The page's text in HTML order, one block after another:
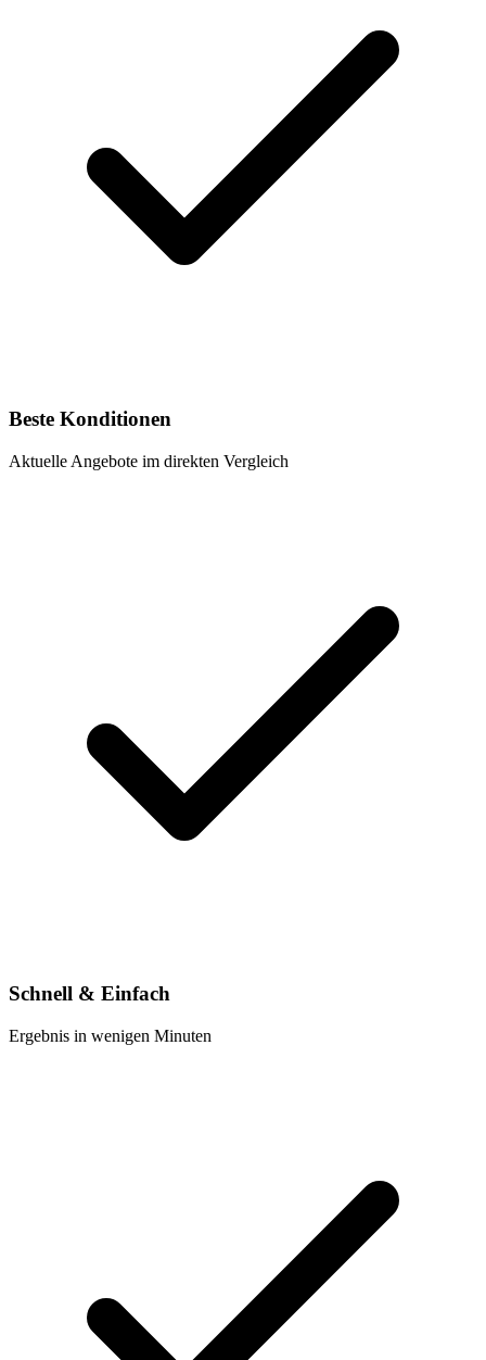
Beste Konditionen
Aktuelle Angebote im direkten Vergleich
Schnell & Einfach
Ergebnis in wenigen Minuten